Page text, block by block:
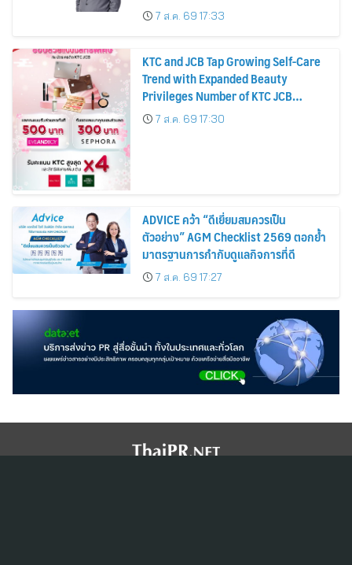
บาทต่อหุ้น ครึ่งปีหลังมุ่งเติบโตต่อเนื่อง
7 ส.ค. 69 17:33
KTC and JCB Tap Growing Self-Care
Trend with Expanded Beauty
Privileges Number of KTC JCB
Cardmembers Spending on
Cosmetics Rises 26%
7 ส.ค. 69 17:30
ADVICE คว้า “ดีเยี่ยมสมควรเป็น
ตัวอย่าง” AGM Checklist 2569 ตอกย้ำ
มาตรฐานการกำกับดูแลกิจการที่ดี
7 ส.ค. 69 17:27